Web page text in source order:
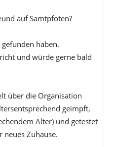
auf Samtpfoten?
haben.
und würde gerne bald
über die Organisation
geimpft,
Alter) und getestet
neues Zuhause.